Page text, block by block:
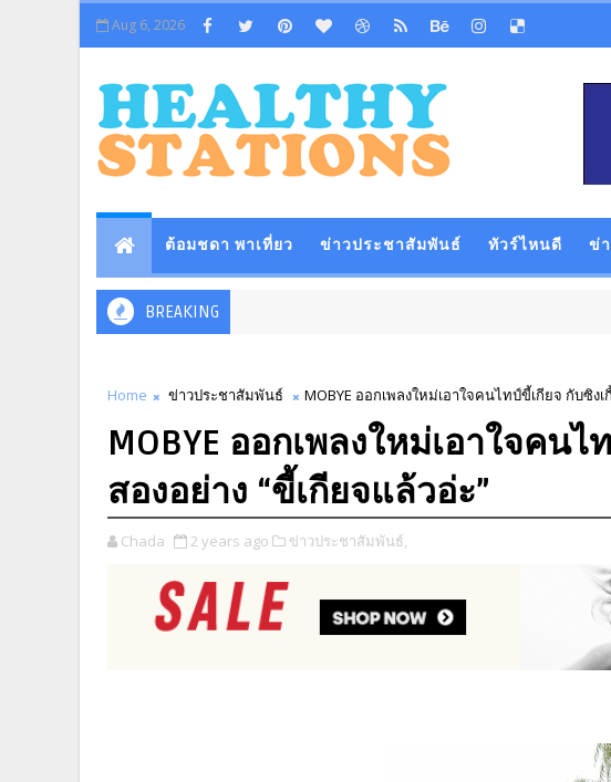
Aug 6, 2026
ต้อมชดา พาเที่ยว ข่าวประชาสัมพันธ์ ทัวร์ไหนดี ข่
BREAKING
Home ข่าวประชาสัมพันธ์ MOBYE ออกเพลงใหม่เอาใจคนไทป์ขี้เกียจ กับซิง
MOBYE ออกเพลงใหม่เอาใจคน
สองอย่าง “ขี้เกียจแล้วอ่ะ”
Chada 2 years ago ข่าวประชาสัมพันธ์,